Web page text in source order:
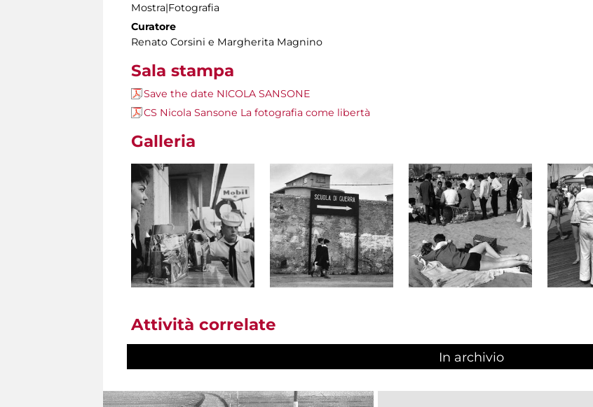
Mostra|Fotografia
Curatore
Renato Corsini e Margherita Magnino
Sala stampa
Save the date NICOLA SANSONE
CS Nicola Sansone La fotografia come libertà
Galleria
Attività correlate
In archivio